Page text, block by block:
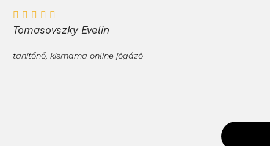
Tomasovszky Evelin
tanítőnő, kismama online jógázó